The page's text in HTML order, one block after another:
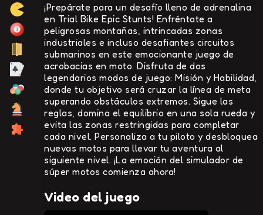
¡Prepárate para un desafío lleno de adrenalina
en Trial Bike Epic Stunts! Enfréntate a
peligrosas montañas, intrincadas zonas
industriales e incluso desafiantes circuitos
submarinos en este emocionante juego de
acrobacias en moto. Disfruta de dos
legendarios modos de juego: Misión y Habilidad,
donde tu objetivo será cruzar la línea de meta
superando obstáculos extremos. Sigue las
reglas, domina el equilibrio en una sola rueda y
evita las zonas restringidas para completar
cada nivel. Personaliza a tu piloto y desbloquea
nuevas motos para llevar tu aventura al
siguiente nivel. ¡La emoción del simulador de
súper motos comienza ahora!
Video del juego